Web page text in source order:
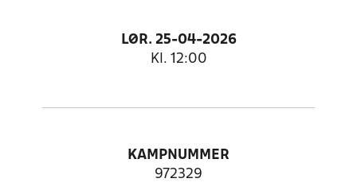
LØR. 25-04-2026
Kl. 12:00
KAMPNUMMER
972329